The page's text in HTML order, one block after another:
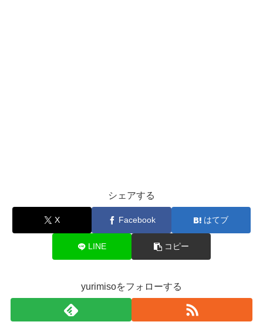
シェアする
X Facebook はてブ
LINE コピー
yurimisoをフォローする